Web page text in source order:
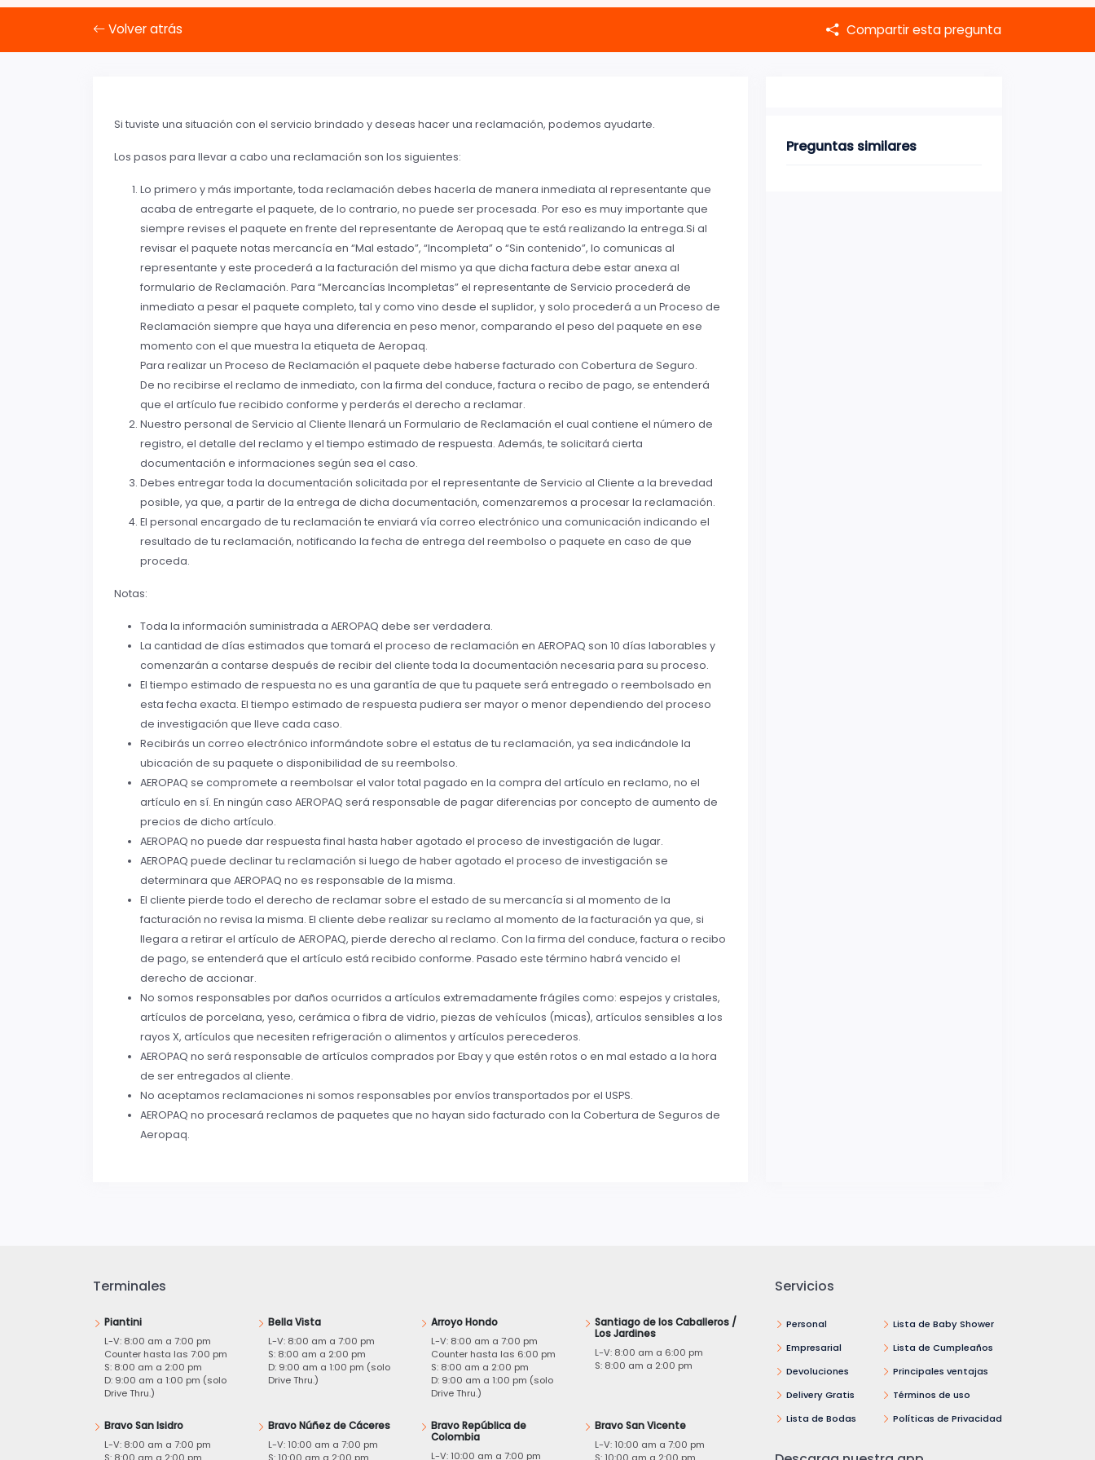
Volver atrás Compartir esta pregunta
Si tuviste una situación con el servicio brindado y deseas hacer una reclamación, podemos ayudarte.
Los pasos para llevar a cabo una reclamación son los siguientes:
Lo primero y más importante, toda reclamación debes hacerla de manera inmediata al representante que
acaba de entregarte el paquete, de lo contrario, no puede ser procesada. Por eso es muy importante que
siempre revises el paquete en frente del representante de Aeropaq que te está realizando la entrega.Si al
revisar el paquete notas mercancía en “Mal estado”, “Incompleta” o “Sin contenido”, lo comunicas al
representante y este procederá a la facturación del mismo ya que dicha factura debe estar anexa al
formulario de Reclamación. Para “Mercancías Incompletas” el representante de Servicio procederá de
inmediato a pesar el paquete completo, tal y como vino desde el suplidor, y solo procederá a un Proceso de
Reclamación siempre que haya una diferencia en peso menor, comparando el peso del paquete en ese
momento con el que muestra la etiqueta de Aeropaq.
Para realizar un Proceso de Reclamación el paquete debe haberse facturado con Cobertura de Seguro.
De no recibirse el reclamo de inmediato, con la firma del conduce, factura o recibo de pago, se entenderá
que el artículo fue recibido conforme y perderás el derecho a reclamar.
Nuestro personal de Servicio al Cliente llenará un Formulario de Reclamación el cual contiene el número de
registro, el detalle del reclamo y el tiempo estimado de respuesta. Además, te solicitará cierta
documentación e informaciones según sea el caso.
Debes entregar toda la documentación solicitada por el representante de Servicio al Cliente a la brevedad
posible, ya que, a partir de la entrega de dicha documentación, comenzaremos a procesar la reclamación.
El personal encargado de tu reclamación te enviará vía correo electrónico una comunicación indicando el
resultado de tu reclamación, notificando la fecha de entrega del reembolso o paquete en caso de que
proceda.
Notas:
Toda la información suministrada a AEROPAQ debe ser verdadera.
La cantidad de días estimados que tomará el proceso de reclamación en AEROPAQ son 10 días laborables y
comenzarán a contarse después de recibir del cliente toda la documentación necesaria para su proceso.
El tiempo estimado de respuesta no es una garantía de que tu paquete será entregado o reembolsado en
esta fecha exacta. El tiempo estimado de respuesta pudiera ser mayor o menor dependiendo del proceso
de investigación que lleve cada caso.
Recibirás un correo electrónico informándote sobre el estatus de tu reclamación, ya sea indicándole la
ubicación de su paquete o disponibilidad de su reembolso.
AEROPAQ se compromete a reembolsar el valor total pagado en la compra del artículo en reclamo, no el
artículo en sí. En ningún caso AEROPAQ será responsable de pagar diferencias por concepto de aumento de
precios de dicho artículo.
AEROPAQ no puede dar respuesta final hasta haber agotado el proceso de investigación de lugar.
AEROPAQ puede declinar tu reclamación si luego de haber agotado el proceso de investigación se
determinara que AEROPAQ no es responsable de la misma.
El cliente pierde todo el derecho de reclamar sobre el estado de su mercancía si al momento de la
facturación no revisa la misma. El cliente debe realizar su reclamo al momento de la facturación ya que, si
llegara a retirar el artículo de AEROPAQ, pierde derecho al reclamo. Con la firma del conduce, factura o recibo
de pago, se entenderá que el artículo está recibido conforme. Pasado este término habrá vencido el
derecho de accionar.
No somos responsables por daños ocurridos a artículos extremadamente frágiles como: espejos y cristales,
artículos de porcelana, yeso, cerámica o fibra de vidrio, piezas de vehículos (micas), artículos sensibles a los
rayos X, artículos que necesiten refrigeración o alimentos y artículos perecederos.
AEROPAQ no será responsable de artículos comprados por Ebay y que estén rotos o en mal estado a la hora
de ser entregados al cliente.
No aceptamos reclamaciones ni somos responsables por envíos transportados por el USPS.
AEROPAQ no procesará reclamos de paquetes que no hayan sido facturado con la Cobertura de Seguros de
Aeropaq.
Preguntas similares
Terminales
Piantini
L-V: 8:00 am a 7:00 pm
Counter hasta las 7:00 pm
S: 8:00 am a 2:00 pm
D: 9:00 am a 1:00 pm (solo
Drive Thru.)
Bella Vista
L-V: 8:00 am a 7:00 pm
S: 8:00 am a 2:00 pm
D: 9:00 am a 1:00 pm (solo
Drive Thru.)
Arroyo Hondo
L-V: 8:00 am a 7:00 pm
Counter hasta las 6:00 pm
S: 8:00 am a 2:00 pm
D: 9:00 am a 1:00 pm (solo
Drive Thru.)
Santiago de los Caballeros /
Los Jardines
L-V: 8:00 am a 6:00 pm
S: 8:00 am a 2:00 pm
Bravo San Isidro
L-V: 8:00 am a 7:00 pm
Bravo Núñez de Cáceres
L-V: 10:00 am a 7:00 pm
Bravo República de
Colombia
L-V: 10:00 am a 7:00 pm
Bravo San Vicente
L-V: 10:00 am a 7:00 pm
Servicios
Personal
Empresarial
Devoluciones
Delivery Gratis
Lista de Bodas
Lista de Baby Shower
Lista de Cumpleaños
Principales ventajas
Términos de uso
Políticas de Privacidad